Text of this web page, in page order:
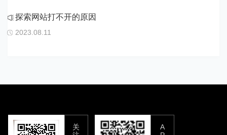
探索网站打不开的原因
2023.08.11
关
A